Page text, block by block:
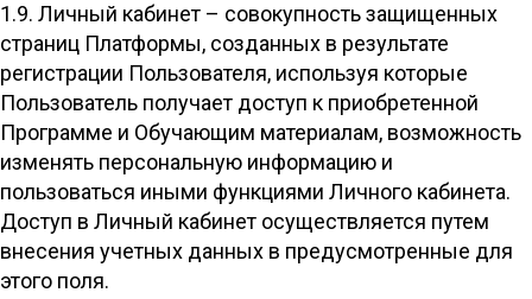
1.9. Личный кабинет – совокупность защищенных
страниц Платформы, созданных в результате
регистрации Пользователя, используя которые
Пользователь получает доступ к приобретенной
Программе и Обучающим материалам, возможность
изменять персональную информацию и
пользоваться иными функциями Личного кабинета.
Доступ в Личный кабинет осуществляется путем
внесения учетных данных в предусмотренные для
этого поля.